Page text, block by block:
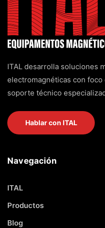
ITAL desarrolla soluciones
electromagnéticas con
soporte técnico
Hablar con ITAL
Navegación
ITAL
Productos
Blog